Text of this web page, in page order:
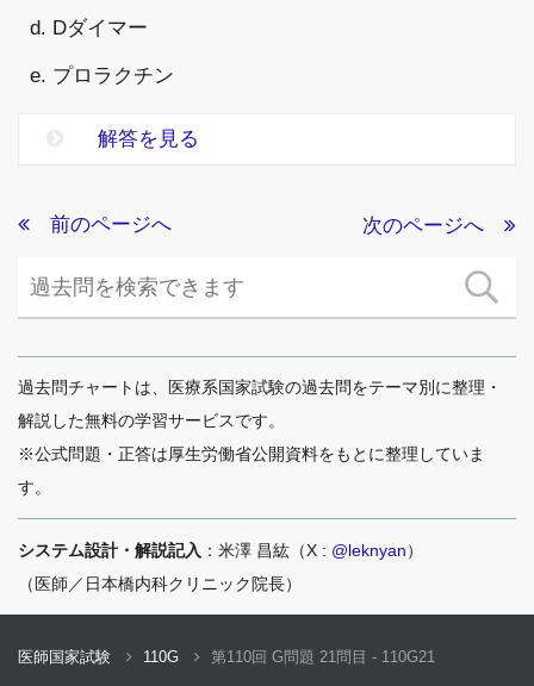
d. Dダイマー
e. プロラクチン
解答を見る
前のページへ 次のページへ
過去問チャートは、医療系国家試験の過去問をテーマ別に整理・
解説した無料の学習サービスです。
※公式問題・正答は厚生労働省公開資料をもとに整理していま
す。
システム設計・解説記入 ：米澤 昌紘（X : @leknyan）
（医師／日本橋内科クリニック院長）
医師国家試験 110G 第110回 G問題 21問目 - 110G21